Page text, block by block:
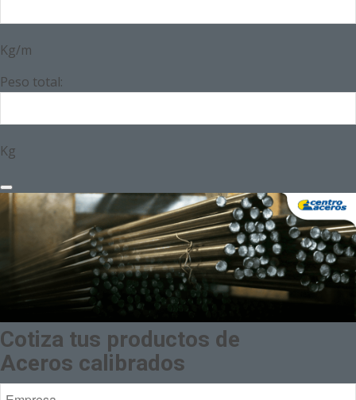
Kg/m
Peso total:
Kg
Cotiza tus productos de
Aceros calibrados